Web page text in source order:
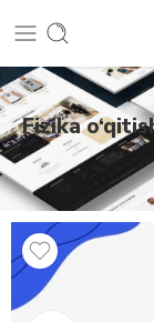
Fizika